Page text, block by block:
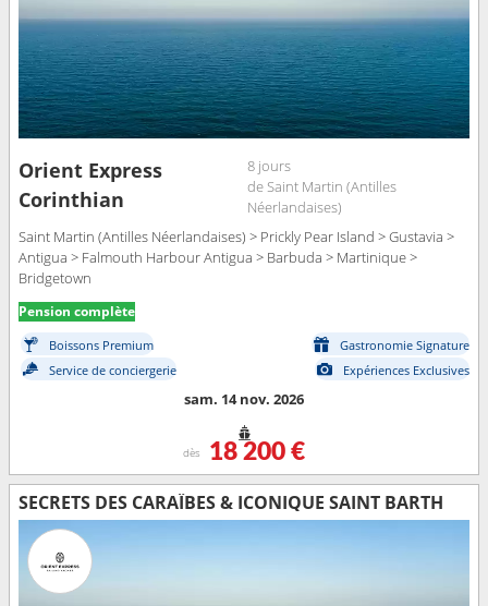
Orient Express
Corinthian
8 jours
de Saint Martin (Antilles
Néerlandaises)
Saint Martin (Antilles Néerlandaises) > Prickly Pear Island > Gustavia >
Antigua > Falmouth Harbour Antigua > Barbuda > Martinique >
Bridgetown
Pension complète
Boissons Premium
Gastronomie Signature
Service de conciergerie
Expériences Exclusives
sam. 14 nov. 2026
dès 18 200 €
SECRETS DES CARAÏBES & ICONIQUE SAINT BARTH